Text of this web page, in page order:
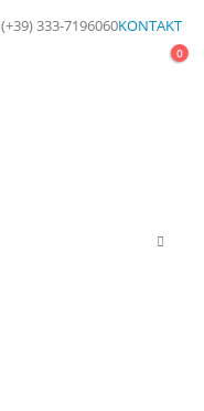
(+39) 333-7196060KONTAKT
0